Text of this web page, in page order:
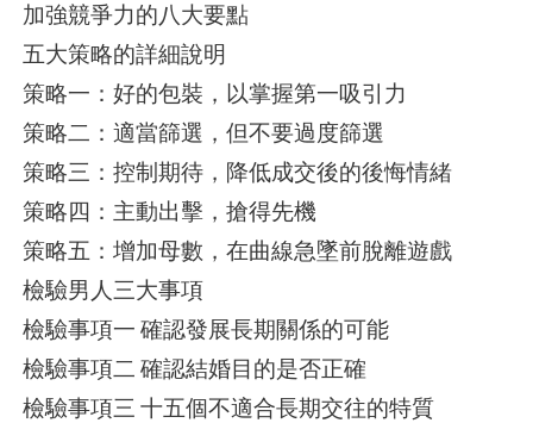
加強競爭力的八大要點
五大策略的詳細說明
策略一：好的包裝，以掌握第一吸引力
策略二：適當篩選，但不要過度篩選
策略三：控制期待，降低成交後的後悔情緒
策略四：主動出擊，搶得先機
策略五：增加母數，在曲線急墜前脫離遊戲
檢驗男人三大事項
檢驗事項一 確認發展長期關係的可能
檢驗事項二 確認結婚目的是否正確
檢驗事項三 十五個不適合長期交往的特質